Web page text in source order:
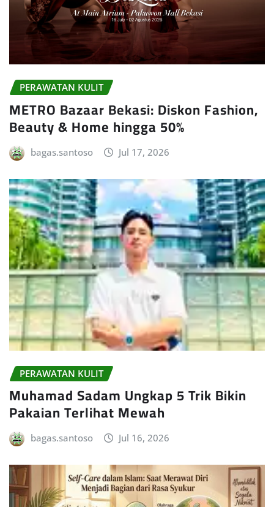
PERAWATAN KULIT
METRO Bazaar Bekasi: Diskon Fashion,
Beauty & Home hingga 50%
bagas.santoso Jul 17, 2026
PERAWATAN KULIT
Muhamad Sadam Ungkap 5 Trik Bikin
Pakaian Terlihat Mewah
bagas.santoso Jul 16, 2026